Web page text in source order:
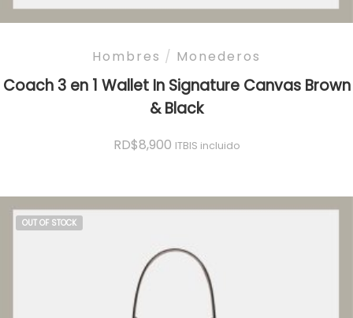
Hombres / Monederos
Coach 3 en 1 Wallet In Signature Canvas Brown
& Black
RD$8,900 ITBIS incluido
OUT OF STOCK